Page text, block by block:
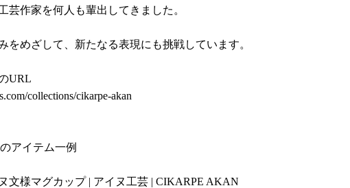
芸作家を何人も輩出してきました。
をめざして、新たなる表現にも挑戦しています。
URL
collections/cikarpe-akan
アイテム一例
文様マグカップ | アイヌ工芸 | CIKARPE AKAN